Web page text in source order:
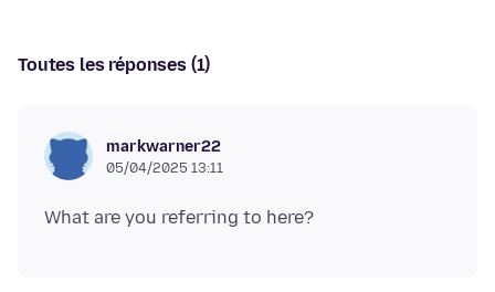
Toutes les réponses (1)
markwarner22
05/04/2025 13:11